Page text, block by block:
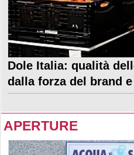
Dole Italia: qualità
dalla forza del brand
APERTURE